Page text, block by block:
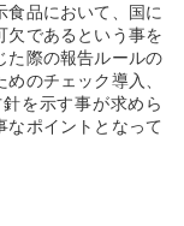
食品において、国に
欠であるという事を
た際の報告ルールの
のチェック導入、
を示す事が求めら
なポイントとなって